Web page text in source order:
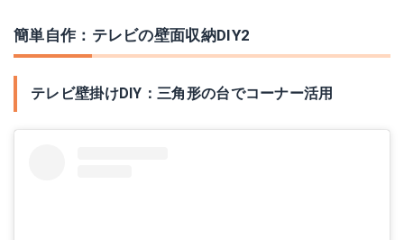
簡単自作：テレビの壁面収納DIY2
テレビ壁掛けDIY：三角形の台でコーナー活用